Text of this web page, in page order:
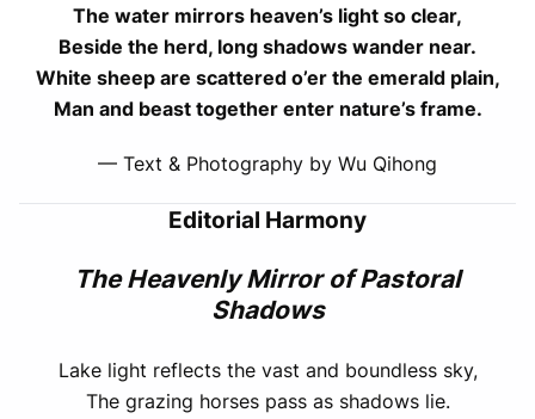
The water mirrors heaven’s light so clear,
Beside the herd, long shadows wander near.
White sheep are scattered o’er the emerald plain,
Man and beast together enter nature’s frame.
— Text & Photography by Wu Qihong
Editorial Harmony
The Heavenly Mirror of Pastoral
Shadows
Lake light reflects the vast and boundless sky,
The grazing horses pass as shadows lie.